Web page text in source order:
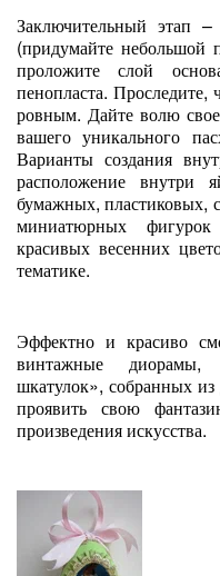
Заключительный этап
(придумайте небольшой
проложите слой
пенопласта.
ровным. Дайте волю
вашего уникального
Варианты создания
расположение внутри
бумажных, пластиковых,
миниатюрных
красивых весенних
тематике.
Эффектно и красиво
винтажные
шкатулок», собранных
проявить свою
произведения искусства.